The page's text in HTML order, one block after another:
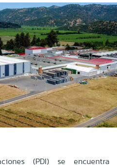
(PDI) se encuentra